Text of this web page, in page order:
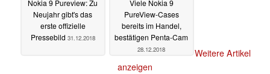
Nokia 9 Pureview: Zu
Neujahr gibt's das
erste offizielle
Pressebild 31.12.2018
Viele Nokia 9
PureView-Cases
bereits im Handel,
bestätigen Penta-Cam
28.12.2018
Weitere Artikel
anzeigen